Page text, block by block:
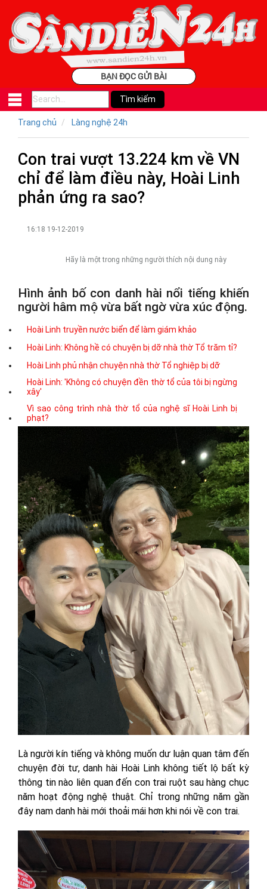
BẠN ĐỌC GỬI BÀI
Trang chủ Làng nghệ 24h
Con trai vượt 13.224 km về VN
chỉ để làm điều này, Hoài Linh
phản ứng ra sao?
16:18 19-12-2019
Hãy là một trong những người thích nội dung này
Hình ảnh bố con danh hài nổi tiếng khiến
người hâm mộ vừa bất ngờ vừa xúc động.
Hoài Linh truyền nước biển để làm giám khảo
Hoài Linh: Không hề có chuyện bị dỡ nhà thờ Tổ trăm tỉ?
Hoài Linh phủ nhận chuyện nhà thờ Tổ nghiệp bị dỡ
Hoài Linh: 'Không có chuyện đền thờ tổ của tôi bị ngừng
xây'
Vì sao công trình nhà thờ tổ của nghệ sĩ Hoài Linh bị
phạt?
Là người kín tiếng và không muốn dư luận quan tâm đến
chuyện đời tư, danh hài Hoài Linh không tiết lộ bất kỳ
thông tin nào liên quan đến con trai ruột sau hàng chục
năm hoạt động nghệ thuật. Chỉ trong những năm gần
đây nam danh hài mới thoải mái hơn khi nói về con trai.